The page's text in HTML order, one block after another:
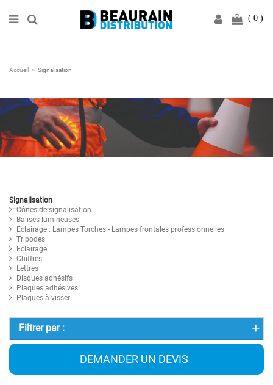
0
Accueil Signalisation
Signalisation
Cônes de signalisation
Balises lumineuses
Eclairage : Lampes Torches - Lampes frontales professionnelles
Tripodes
Eclairage
Chiffres
Lettres
Disques adhésifs
Plaques adhésives
Plaques à visser
Filtrer par :
DEMANDER UN DEVIS